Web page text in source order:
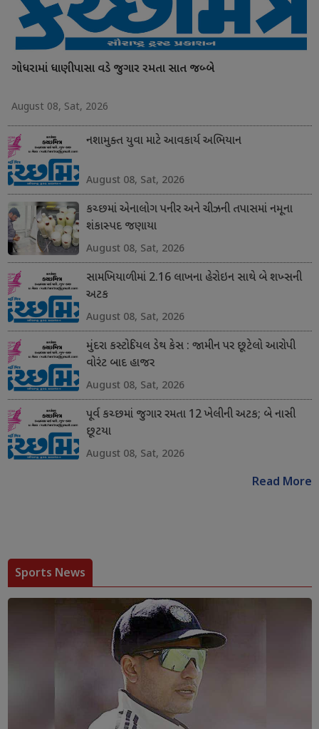
ગોધરામાં ધાણીપાસા વડે જુગાર રમતા સાત જબ્બે
August 08, Sat, 2026
નશામુક્ત યુવા માટે આવકાર્ય અભિયાન
August 08, Sat, 2026
કચ્છમાં એનાલોગ પનીર અને ચીઝની તપાસમાં નમૂના
શંકાસ્પદ જણાયા
August 08, Sat, 2026
સામખિયાળીમાં 2.16 લાખના હેરોઇન સાથે બે શખ્સની
અટક
August 08, Sat, 2026
મુંદરા કસ્ટોડિયલ ડેથ કેસ : જામીન પર છૂટેલો આરોપી
વોરંટ બાદ હાજર
August 08, Sat, 2026
પૂર્વ કચ્છમાં જુગાર રમતા 12 ખેલીની અટક; બે નાસી
છૂટયા
August 08, Sat, 2026
Read More
Sports News